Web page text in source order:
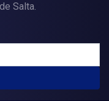
Salta.